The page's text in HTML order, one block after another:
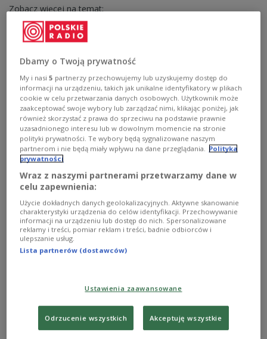
Zobacz więcej na temat:
Muzyczny relaks, odpoczynek, siesta…
– Zapraszam na dwie godziny niezobowiązującej,
nieskrępowanej muzyki przyjaznej człowiekowi… –
zachęca co niedzielę Marcin Kydryński.
Zobacz więcej na temat:
Dbamy o Twoją prywatność
My i nasi5 partnerzy przechowujemy lub uzyskujemy dostęp do
informacji na urządzeniu, takich jak unikalne identyfikatory w plikach
cookie w celu przetwarzania danych osobowych. Użytkownik może
zaakceptować swoje wybory lub zarządzać nimi, klikając poniżej, jak
również skorzystać z prawa do sprzeciwu na podstawie prawnie
uzasadnionego interesu lub w dowolnym momencie na stronie
polityki prywatności. Te wybory będą sygnalizowane naszym
partnerom i nie będą miały wpływu na dane przeglądania. Polityka
prywatności
Wraz z naszymi partnerami przetwarzamy dane w
celu zapewnienia:
Użycie dokładnych danych geolokalizacyjnych. Aktywne skanowanie
charakterystyki urządzenia do celów identyfikacji. Przechowywanie
informacji na urządzeniu lub dostęp do nich. Spersonalizowane
reklamy i treści, pomiar reklam i treści, badnie odbiorców i
ulepszanie usług.
Lista partnerów (dostawców)
Ustawienia zaawansowane
Odrzucenie wszystkich Akceptuję wszystkie